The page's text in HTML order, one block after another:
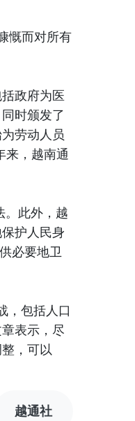
慨而对所有
政府为医
时颁发了
劳动人员
来，越南通
。此外，越
护人民身
必要地卫
，包括人口
表示，尽
，可以
越通社